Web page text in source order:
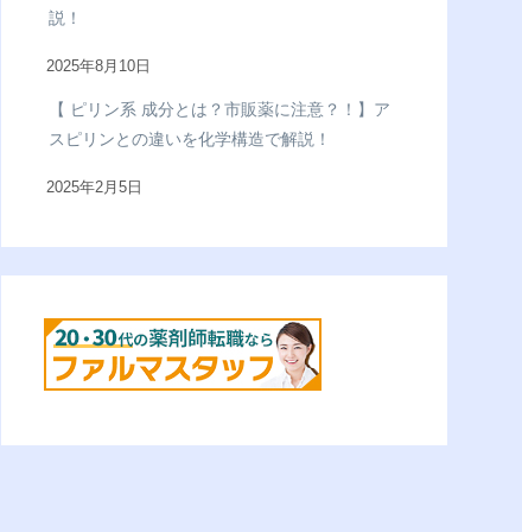
説！
2025年8月10日
【 ピリン系 成分とは？市販薬に注意？！】ア
スピリンとの違いを化学構造で解説！
2025年2月5日